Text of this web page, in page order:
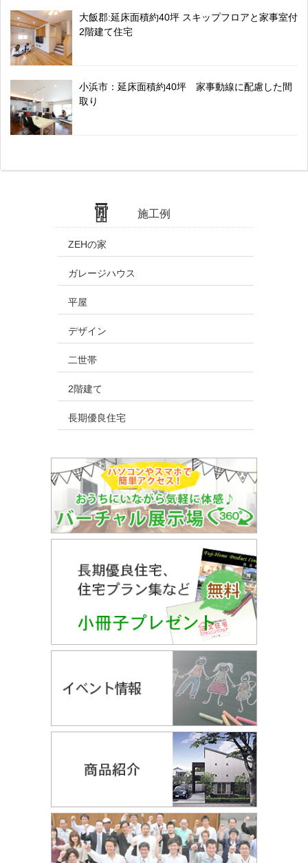
大飯郡:延床面積約40坪 スキップフロアと家事室付
2階建て住宅
小浜市：延床面積約40坪 家事動線に配慮した間
取り
施工例
ZEHの家
ガレージハウス
平屋
デザイン
二世帯
2階建て
長期優良住宅